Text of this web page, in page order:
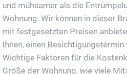
und mühsamer als die
Wohnung. Wir können in dieser
mit festgesetzten Preisen
Ihnen, einen Besichtigungstermin
Wichtige Faktoren für die
Größe der Wohnung, wie viele